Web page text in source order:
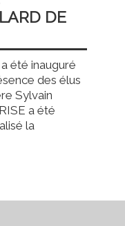
DE
été inauguré
des élus
Sylvain
a été
la